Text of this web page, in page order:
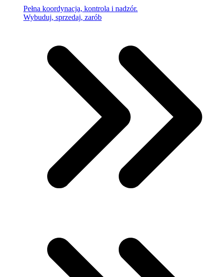
Pełna koordynacja, kontrola i nadzór.
Wybuduj, sprzedaj, zarób